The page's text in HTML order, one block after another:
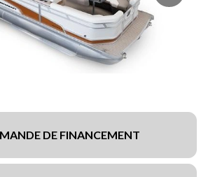
DE FINANCEMENT